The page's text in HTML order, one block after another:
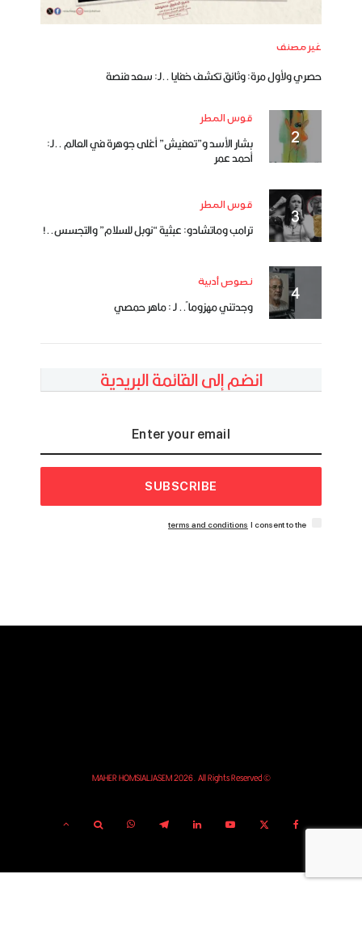
غير مصنف
حصري ولأول مرة: وثائق تكشف خفايا ..لـ: سعد فنصة
قوس المطر
بشار الأسد و”تعفيش” أغلى جوهرة في العالم ..لـ:
أحمد عمر
قوس المطر
ترامب وماتشادو: عبثية “نوبل للسلام” والتجسس..!
نصوص أدبية
وجدتني مهزوما ً.. لـ : ماهر حمصي
انضم إلى القائمة البريدية
SUBSCRIBE
I consent to the
terms and conditions
© MAHER HOMSIALJASEM 2026. All Rights Reserved